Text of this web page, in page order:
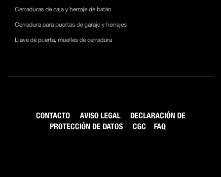
Cerraduras de caja y herraje de batán
Cerradura para puertas de garaje y herrajes
Llave de puerta, muelles de cerradura
CONTACTO AVISO LEGAL
DECLARACIÓN DE
PROTECCIÓN DE DATOS
CGC FAQ